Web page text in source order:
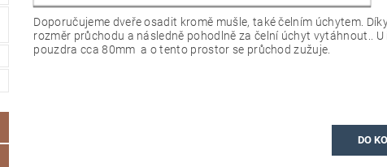
Doporučujeme dveře osadit kromě mušle, také čelním úchytem.
rozměr průchodu a následně pohodlně za čelní úchyt vytáhnout..
pouzdra cca 80mm a o tento prostor se průchod zužuje.
DO